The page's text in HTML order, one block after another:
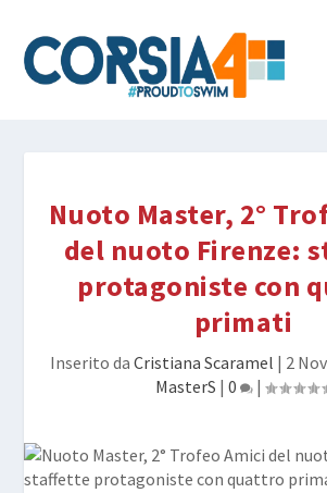
Nuoto Master, 2°
del nuoto Firenze:
protagoniste con
primati
Inserito da Cristiana Scaramel | 2
MasterS | 0 |